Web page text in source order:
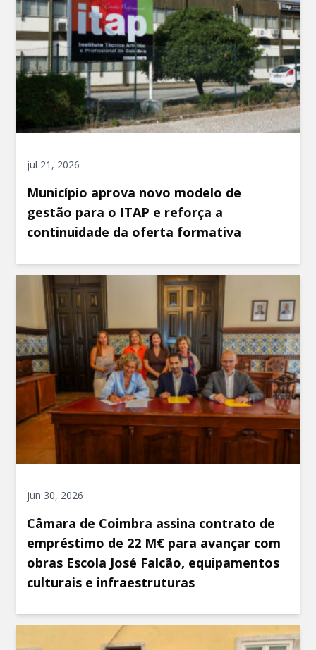
jul 21, 2026
Município aprova novo modelo de
gestão para o ITAP e reforça a
continuidade da oferta formativa
jun 30, 2026
Câmara de Coimbra assina contrato de
empréstimo de 22 M€ para avançar com
obras Escola José Falcão, equipamentos
culturais e infraestruturas